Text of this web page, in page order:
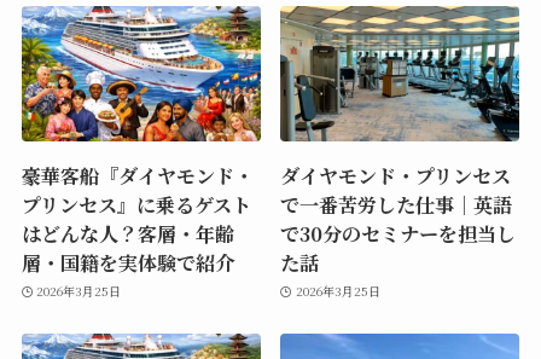
豪華客船『ダイヤモンド・
プリンセス』に乗るゲスト
はどんな人？客層・年齢
層・国籍を実体験で紹介
2026年3月25日
ダイヤモンド・プリンセス
で一番苦労した仕事｜英語
で30分のセミナーを担当し
た話
2026年3月25日